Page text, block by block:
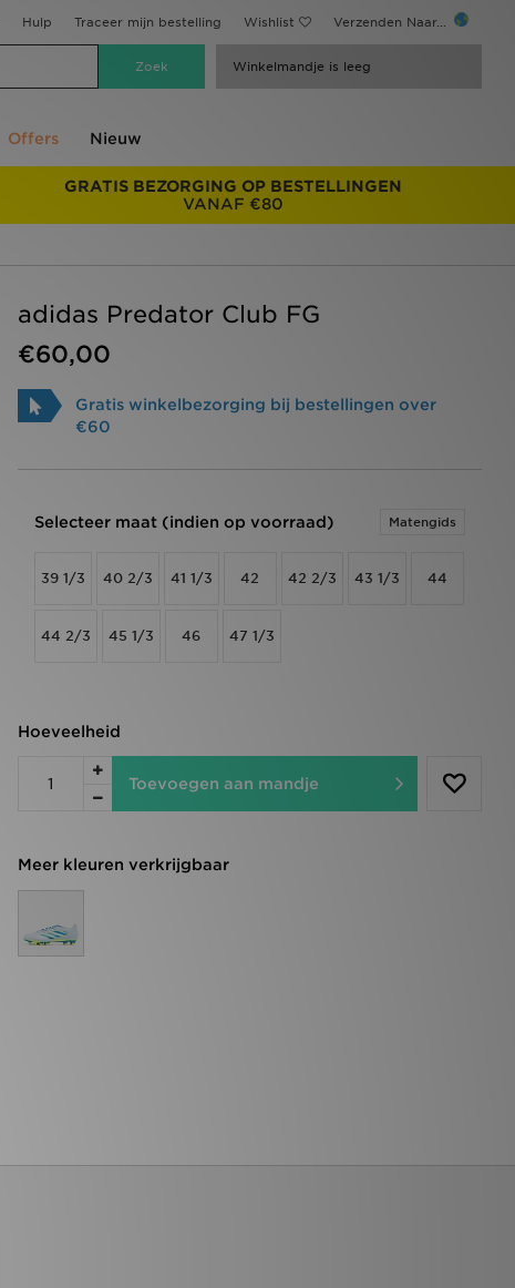
Hulp Traceer mijn bestelling Wishlist Verzenden Naar...
Winkelmandje is leeg
Offers Nieuw
GRATIS BEZORGING OP BESTELLINGEN
VANAF €80
adidas Predator Club FG
€60,00
Gratis winkelbezorging bij bestellingen over
€60
Selecteer maat (indien op voorraad) Matengids
39 1/3 40 2/3 41 1/3 42 42 2/3 43 1/3 44
44 2/3 45 1/3 46 47 1/3
Hoeveelheid
Toevoegen aan mandje
Meer kleuren verkrijgbaar